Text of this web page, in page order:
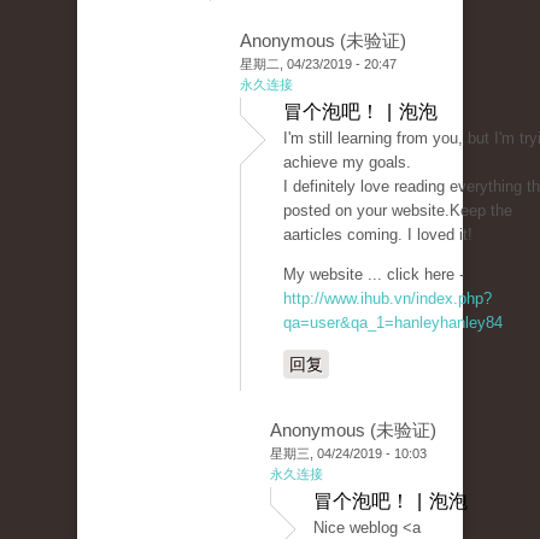
Anonymous (未验证)
星期二, 04/23/2019 - 20:47
永久连接
冒个泡吧！ | 泡泡
I'm still learning from you, but I'm
achieve my goals.
I definitely love reading everything
posted on your website.Keep the
aarticles coming. I loved it!
My website ... click here -
http://www.ihub.vn/index.php?
qa=user&qa_1=hanleyhanley84
回复
Anonymous (未验证)
星期三, 04/24/2019 - 10:03
永久连接
冒个泡吧！ | 泡泡
Nice weblog <a